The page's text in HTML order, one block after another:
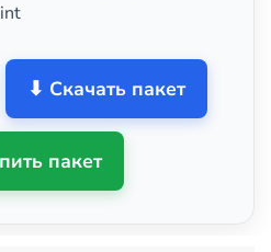
⬇ Скачать пакет
пакет